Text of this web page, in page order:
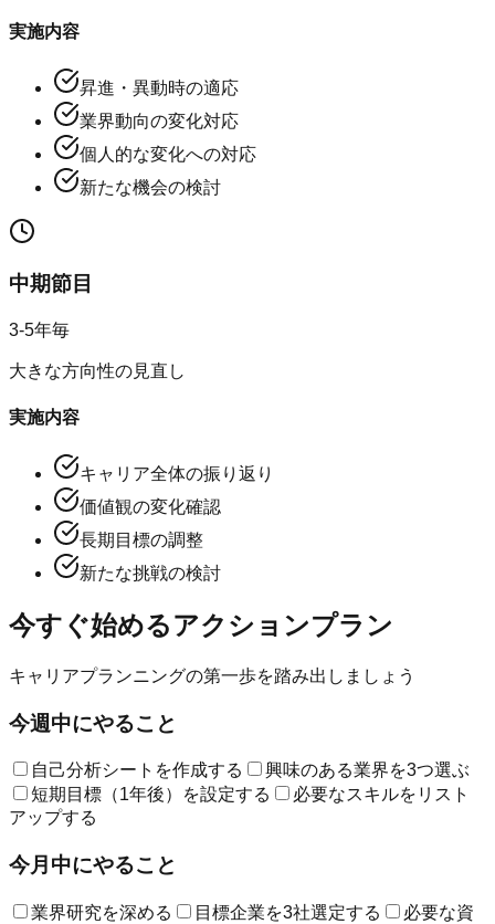
実施内容
昇進・異動時の適応
業界動向の変化対応
個人的な変化への対応
新たな機会の検討
中期節目
3-5年毎
大きな方向性の見直し
実施内容
キャリア全体の振り返り
価値観の変化確認
長期目標の調整
新たな挑戦の検討
今すぐ始めるアクションプラン
キャリアプランニングの第一歩を踏み出しましょう
今週中にやること
自己分析シートを作成する
興味のある業界を3つ選ぶ
短期目標（1年後）を設定する
必要なスキルをリスト
アップする
今月中にやること
業界研究を深める 目標企業を3社選定する
必要な資